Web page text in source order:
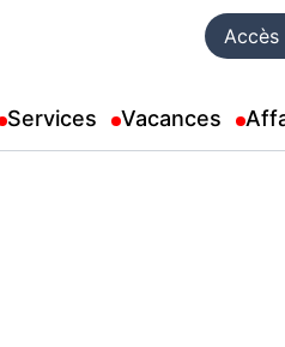
Accès
Services Vacances